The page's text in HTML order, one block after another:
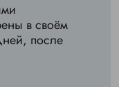
в своём
после